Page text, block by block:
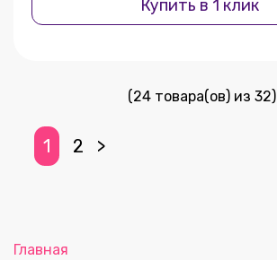
Купить в 1 клик
(24 товара(ов) из 32)
1 2 >
Главная